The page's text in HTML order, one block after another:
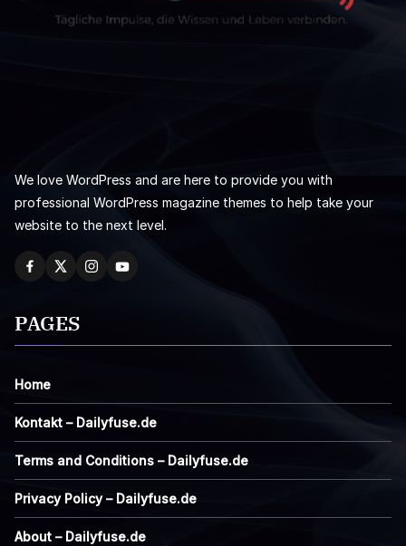
We love WordPress and are here to provide you with
professional WordPress magazine themes to help take your
website to the next level.
PAGES
Home
Kontakt – Dailyfuse.de
Terms and Conditions – Dailyfuse.de
Privacy Policy – Dailyfuse.de
About – Dailyfuse.de